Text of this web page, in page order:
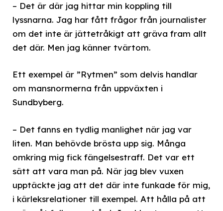
– Det är där jag hittar min koppling till
lyssnarna. Jag har fått frågor från journalister
om det inte är jättetråkigt att gräva fram allt
det där. Men jag känner tvärtom.
Ett exempel är ”Rytmen” som delvis handlar
om mansnormerna från uppväxten i
Sundbyberg.
– Det fanns en tydlig manlighet när jag var
liten. Man behövde brösta upp sig. Många
omkring mig fick fängelsestraff. Det var ett
sätt att vara man på. När jag blev vuxen
upptäckte jag att det där inte funkade för mig,
i kärleksrelationer till exempel. Att hålla på att